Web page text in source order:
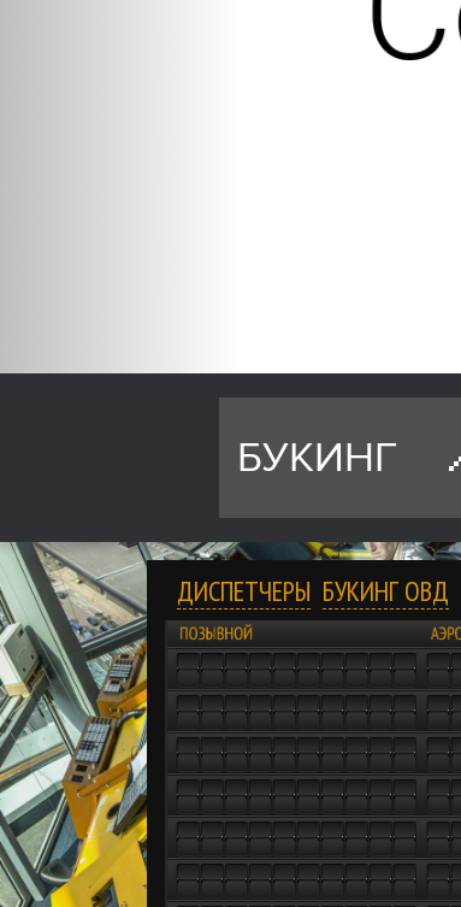
БУКИНГ
ДИСПЕТЧЕРЫ БУКИНГ ОВД